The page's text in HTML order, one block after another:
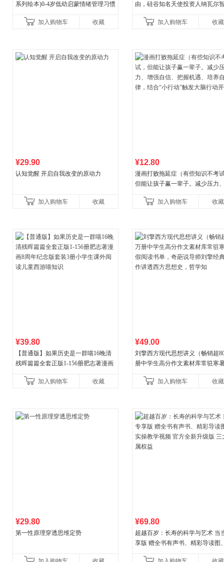
系列绘本)0-4岁低幼启蒙情绪管理习惯
养好品质，发现快
加入购物车 收藏
由，硅谷知名天使投资人纳瓦尔
加入购物车
收藏
¥29.90
认知觉醒 开启自我改变的原动力
加入购物车 收藏
¥12.80
漫画打败拖延症（有些知识不考
但能让孩子赢一辈子。减少压力
合“小行动”触发大脑行动开
加入购物车 收藏
¥39.80
【普通版】如果历史是一群喵16晚清
残晖篇篇全套正版1-156册肥志著漫画
儿童西游喵知识
加入购物车 收藏
¥49.00
刘擎西方现代思想讲义（畅销超
册中学生高分作文素材库常驻寒
讲透西方思想史，哲学知
加入购物车 收藏
¥29.80
第一性原理穿透思维定势
¥69.80
超越百岁：长寿的科学与艺术 当
享版 赠全书有声书、精彩导读图